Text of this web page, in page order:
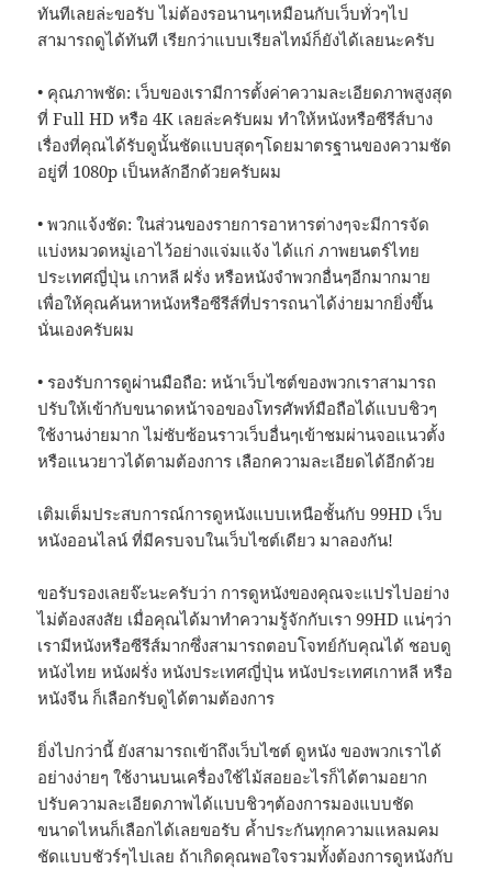
ทันทีเลยล่ะขอรับ ไม่ต้องรอนานๆเหมือนกับเว็บทั่วๆไป
สามารถดูได้ทันที เรียกว่าแบบเรียลไทม์ก็ยังได้เลยนะครับ
• คุณภาพชัด: เว็บของเรามีการตั้งค่าความละเอียดภาพสูงสุด
ที่ Full HD หรือ 4K เลยล่ะครับผม ทำให้หนังหรือซีรีส์บาง
เรื่องที่คุณได้รับดูนั้นชัดแบบสุดๆโดยมาตรฐานของความชัด
อยู่ที่ 1080p เป็นหลักอีกด้วยครับผม
• พวกแจ้งชัด: ในส่วนของรายการอาหารต่างๆจะมีการจัด
แบ่งหมวดหมู่เอาไว้อย่างแจ่มแจ้ง ได้แก่ ภาพยนตร์ไทย
ประเทศญี่ปุ่น เกาหลี ฝรั่ง หรือหนังจำพวกอื่นๆอีกมากมาย
เพื่อให้คุณค้นหาหนังหรือซีรีส์ที่ปรารถนาได้ง่ายมากยิ่งขึ้น
นั่นเองครับผม
• รองรับการดูผ่านมือถือ: หน้าเว็บไซต์ของพวกเราสามารถ
ปรับให้เข้ากับขนาดหน้าจอของโทรศัพท์มือถือได้แบบชิวๆ
ใช้งานง่ายมาก ไม่ซับซ้อนราวเว็บอื่นๆเข้าชมผ่านจอแนวตั้ง
หรือแนวยาวได้ตามต้องการ เลือกความละเอียดได้อีกด้วย
เติมเต็มประสบการณ์การดูหนังแบบเหนือชั้นกับ 99HD เว็บ
หนังออนไลน์ ที่มีครบจบในเว็บไซต์เดียว มาลองกัน!
ขอรับรองเลยจ๊ะนะครับว่า การดูหนังของคุณจะแปรไปอย่าง
ไม่ต้องสงสัย เมื่อคุณได้มาทำความรู้จักกับเรา 99HD แน่ๆว่า
เรามีหนังหรือซีรีส์มากซึ่งสามารถตอบโจทย์กับคุณได้ ชอบดู
หนังไทย หนังฝรั่ง หนังประเทศญี่ปุ่น หนังประเทศเกาหลี หรือ
หนังจีน ก็เลือกรับดูได้ตามต้องการ
ยิ่งไปกว่านี้ ยังสามารถเข้าถึงเว็บไซต์ ดูหนัง ของพวกเราได้
อย่างง่ายๆ ใช้งานบนเครื่องใช้ไม้สอยอะไรก็ได้ตามอยาก
ปรับความละเอียดภาพได้แบบชิวๆต้องการมองแบบชัด
ขนาดไหนก็เลือกได้เลยขอรับ ค้ำประกันทุกความแหลมคม
ชัดแบบชัวร์ๆไปเลย ถ้าเกิดคุณพอใจรวมทั้งต้องการดูหนังกับ